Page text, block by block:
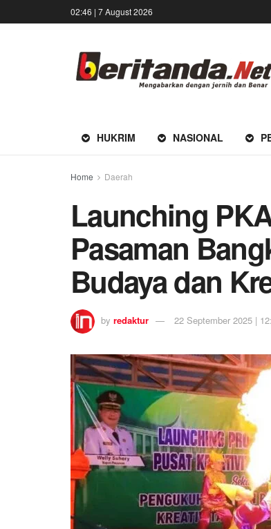
02:46 | 7 August 2026
HUKRIM NASIONAL
Home Daerah
Launching
Pasaman
Budaya dan
by redaktur 22 September 2025 |